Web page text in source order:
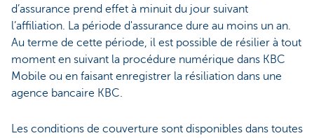
d’assurance prend effet à minuit du jour suivant
l’affiliation. La période d'assurance dure au moins un an.
Au terme de cette période, il est possible de résilier à tout
moment en suivant la procédure numérique dans KBC
Mobile ou en faisant enregistrer la résiliation dans une
agence bancaire KBC.
Les conditions de couverture sont disponibles dans toutes